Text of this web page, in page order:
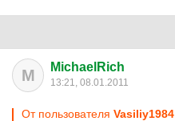
M MichaelRich
13:21, 08.01.2011
От пользователя Vasiliy1984